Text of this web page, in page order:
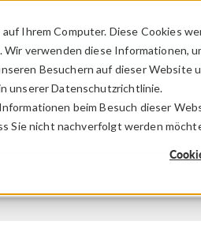
Ihrem Computer. Diese Cookies
verwenden diese Informationen,
Besuchern auf dieser
unserer Datenschutzrichtlinie.
beim Besuch dieser
Sie nicht nachverfolgt werden